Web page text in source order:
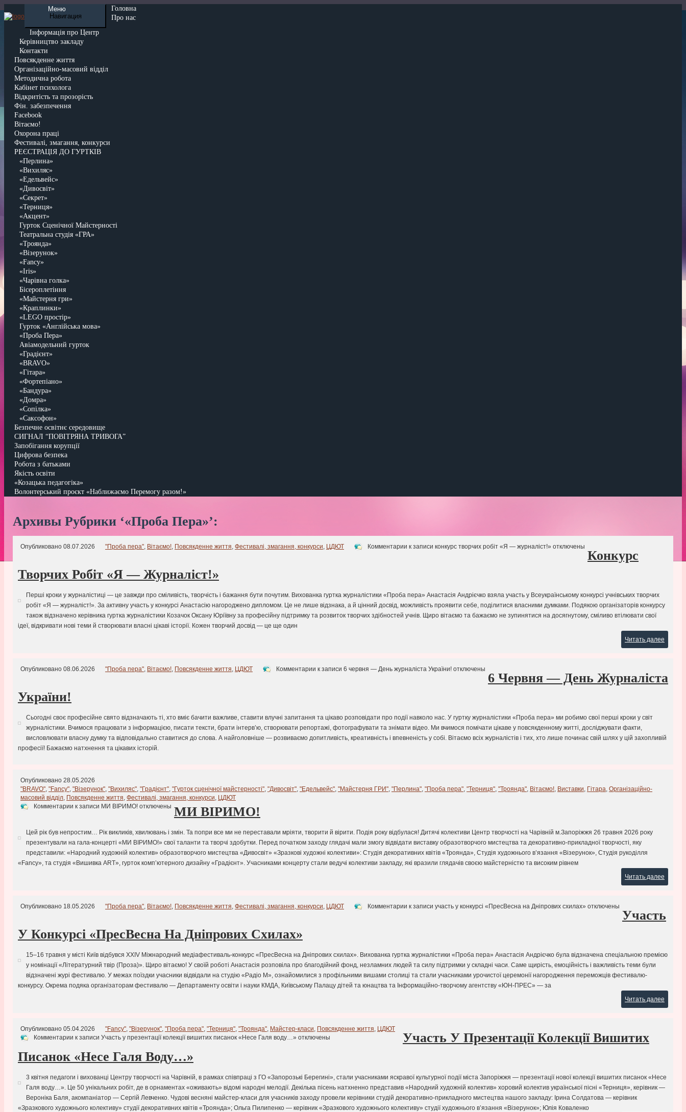
Навигация
Меню
Головна
Про нас
Інформація про Центр
Керівництво закладу
Контакти
Повсякденне життя
Організаційно-масовий відділ
Методична робота
Кабінет психолога
Відкритість та прозорість
Фін. забезпечення
Facebook
Вітаємо!
Охорона праці
Фестивалі, змагання, конкурси
РЕЄСТРАЦІЯ ДО ГУРТКІВ
«Перлина»
«Вихиляс»
«Едельвейс»
«Дивосвіт»
«Секрет»
«Терниця»
«Акцент»
Гурток Сценічної Майстерності
Театральна студія «ГРА»
«Троянда»
«Візерунок»
«Fancy»
«Iris»
«Чарівна голка»
Бісероплетіння
«Майстерня гри»
«Краплинки»
«LEGO простір»
Гурток «Англійська мова»
«Проба Пера»
Авіамодельний гурток
«Градієнт»
«BRAVO»
«Гітара»
«Фортепіано»
«Бандура»
«Домра»
«Сопілка»
«Саксофон»
Безпечне освітнє середовище
СИГНАЛ “ПОВІТРЯНА ТРИВОГА”
Запобігання корупції
Цифрова безпека
Робота з батьками
Якість освіти
«Козацька педагогіка»
Волонтерський проєкт «Наближаємо Перемогу разом!»
Архивы Рубрики ‘«Проба Пера»’:
Опубликовано 08.07.2026 "Проба пера", Вітаємо!, Повсякденне життя, Фестивалі, змагання, конкурси, ЦДЮТ Комментарии к записи конкурс творчих робіт «Я — журналіст!» отключены
Конкурс
Творчих Робіт «Я — Журналіст!»
Перші кроки у журналістиці — це завжди про сміливість, творчість і бажання бути почутим. Вихованка гуртка журналістики «Проба пера» Анастасія Андрієчко взяла участь у Всеукраїнському конкурсі учнівських творчих
робіт «Я — журналіст!». За активну участь у конкурсі Анастасію нагороджено дипломом. Це не лише відзнака, а й цінний досвід, можливість проявити себе, поділитися власними думками. Подякою організаторів конкурсу
також відзначено керівника гуртка журналістики Козачок Оксану Юріївну за професійну підтримку та розвиток творчих здібностей учнів. Щиро вітаємо та бажаємо не зупинятися на досягнутому, сміливо втілювати свої
ідеї, відкривати нові теми й створювати власні цікаві історії. Кожен творчий досвід — це ще один
Читать далее
Опубликовано 08.06.2026 "Проба пера", Вітаємо!, Повсякденне життя, ЦДЮТ Комментарии к записи 6 червня — День журналіста України! отключены
6 Червня — День Журналіста
України!
Сьогодні своє професійне свято відзначають ті, хто вміє бачити важливе, ставити влучні запитання та цікаво розповідати про події навколо нас. У гуртку журналістики «Проба пера» ми робимо свої перші кроки у світ
журналістики. Вчимося працювати з інформацією, писати тексти, брати інтерв’ю, створювати репортажі, фотографувати та знімати відео. Ми вчимося помічати цікаве у повсякденному житті, досліджувати факти,
висловлювати власну думку та відповідально ставитися до слова. А найголовніше — розвиваємо допитливість, креативність і впевненість у собі. Вітаємо всіх журналістів і тих, хто лише починає свій шлях у цій захопливій
професії! Бажаємо натхнення та цікавих історій.
Опубликовано 28.05.2026
"BRAVO", "Fancy", "Візерунок", "Вихиляс", "Градієнт", "Гурток сценічної майстерності", "Дивосвіт", "Едельвейс", "Майстерня ГРИ", "Перлина", "Проба пера", "Терниця", "Троянда", Вітаємо!, Виставки, Гітара, Організаційно-
масовий відділ, Повсякденне життя, Фестивалі, змагання, конкурси, ЦДЮТ
Комментарии к записи МИ ВІРИМО! отключены МИ ВІРИМО!
Цей рік був непростим… Рік викликів, хвилювань і змін. Та попри все ми не переставали мріяти, творити й вірити. Подія року відбулася! Дитячі колективи Центр творчості на Чарівній м.Запоріжжя 26 травня 2026 року
презентували на гала-концерті «МИ ВІРИМО!» свої таланти та творчі здобутки. Перед початком заходу глядачі мали змогу відвідати виставку образотворчого мистецтва та декоративно-прикладної творчості, яку
представили: «Народний художній колектив» образотворчого мистецтва «Дивосвіт» «Зразкові художні колективи»: Студія декоративних квітів «Троянда», Студія художнього в’язання «Візерунок», Студія рукоділля
«Fancy», та студія «Вишивка ART», гурток комп’ютерного дизайну «Градієнт». Учасниками концерту стали ведучі колективи закладу, які вразили глядачів своєю майстерністю та високим рівнем
Читать далее
Опубликовано 18.05.2026 "Проба пера", Вітаємо!, Повсякденне життя, Фестивалі, змагання, конкурси, ЦДЮТ Комментарии к записи участь у конкурсі «ПресВесна на Дніпрових схилах» отключены
Участь
У Конкурсі «ПресВесна На Дніпрових Схилах»
15–16 травня у місті Київ відбувся XХІV Міжнародний медіафестиваль-конкурс «ПресВесна на Дніпрових схилах». Вихованка гуртка журналістики «Проба пера» Анастасія Андрієчко була відзначена спеціальною премією
у номінації «Літературний твір (Проза)». Щиро вітаємо! У своїй роботі Анастасія розповіла про благодійний фонд, незламних людей та силу підтримки у складні часи. Саме щирість, емоційність і важливість теми були
відзначені журі фестивалю. У межах поїздки учасники відвідали на студію «Радіо М», ознайомилися з профільними вишами столиці та стали учасниками урочистої церемонії нагородження переможців фестивалю-
конкурсу. Окрема подяка організаторам фестивалю — Департаменту освіти і науки КМДА, Київському Палацу дітей та юнацтва та Інформаційно-творчому агентству «ЮН-ПРЕС» — за
Читать далее
Опубликовано 05.04.2026 "Fancy", "Візерунок", "Проба пера", "Терниця", "Троянда", Майстер-класи, Повсякденне життя, ЦДЮТ
Комментарии к записи Участь у презентації колекції вишитих писанок «Несе Галя воду…» отключены
Участь У Презентації Колекції Вишитих
Писанок «Несе Галя Воду…»
3 квітня педагоги і вихованці Центру творчості на Чарівній, в рамках співпраці з ГО «Запорозькі Берегині», стали учасниками яскравої культурної події міста Запоріжжя — презентації нової колекції вишитих писанок «Несе
Галя воду…». Це 50 унікальних робіт, де в орнаментах «оживають» відомі народні мелодії. Декілька пісень натхненно представив «Народний художній колектив» хоровий колектив української пісні «Терниця», керівник —
Вероніка Баля, акомпаніатор — Сергій Левченко. Чудові весняні майстер-класи для учасників заходу провели керівники студій декоративно-прикладного мистецтва нашого закладу: Ірина Солдатова — керівник
«Зразкового художнього колективу» студії декоративних квітів «Троянда»; Ольга Пилипенко — керівник «Зразкового художнього колективу» студії художнього в’язання «Візерунок»; Юлія Коваленко